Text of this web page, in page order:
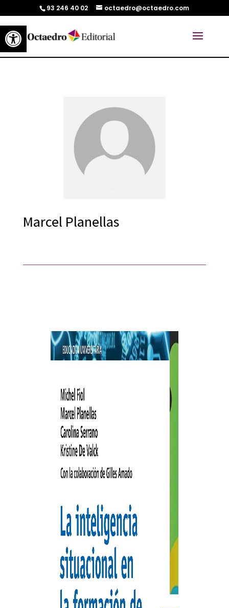
Abrir barra de herramientas
93 246 40 02 octaedro@octaedro.com
Marcel Planellas